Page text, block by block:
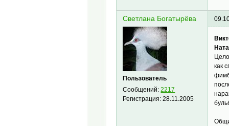
Светлана Богатырёва
Пользователь
Сообщений:2217
Регистрация:28.11.2005
как